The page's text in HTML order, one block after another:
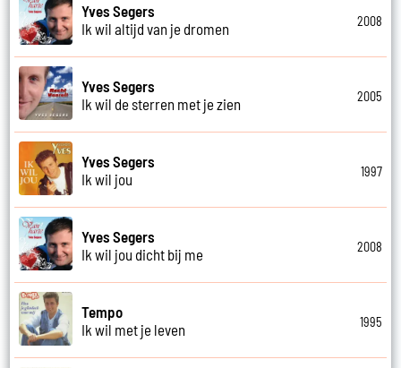
Yves Segers
Ik wil altijd van je dromen
2008
Yves Segers
Ik wil de sterren met je zien
2005
Yves Segers
Ik wil jou
1997
Yves Segers
Ik wil jou dicht bij me
2008
Tempo
Ik wil met je leven
1995